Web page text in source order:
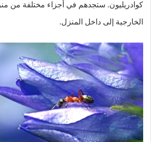
كوادريليون. ستجدهم في أجزاء مختلفة من
الخارجية إلى داخل المنزل.